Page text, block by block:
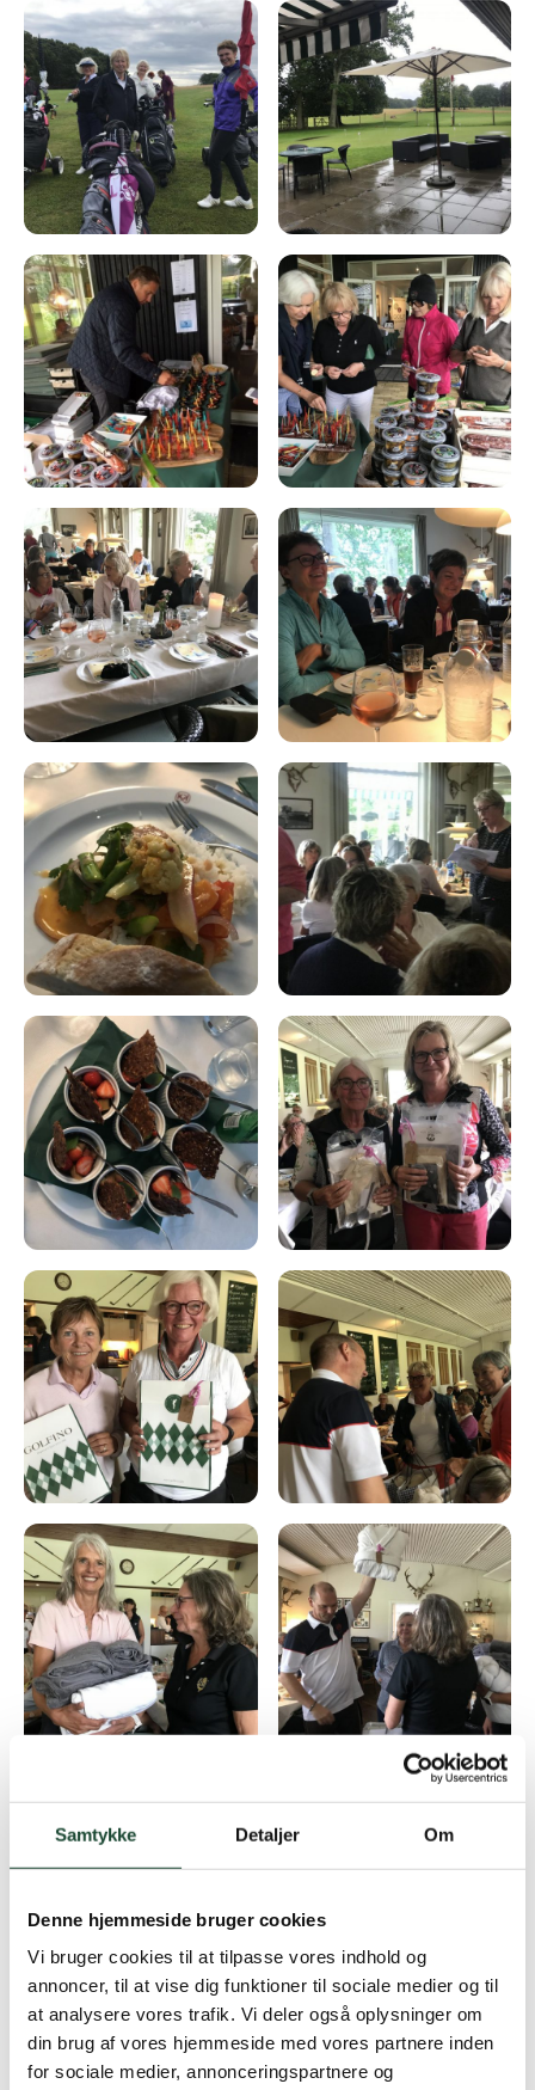
Samtykke Detaljer Om
Denne hjemmeside bruger cookies
Vi bruger cookies til at tilpasse vores indhold og
annoncer, til at vise dig funktioner til sociale medier og til
at analysere vores trafik. Vi deler også oplysninger om
din brug af vores hjemmeside med vores partnere inden
for sociale medier, annonceringspartnere og